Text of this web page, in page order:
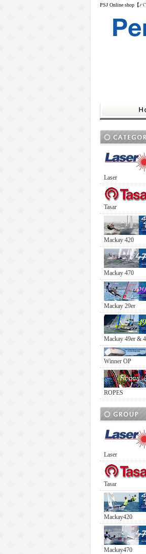
PSJ Online shop【
Laser
Tasar
Mackay 420
Mackay 470
Mackay 29er
Mackay 49er &
Winner OP
ROPES
Laser
Tasar
Mackay420
Mackay470